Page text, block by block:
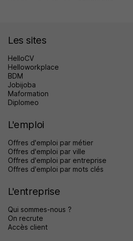
Les sites
HelloCV
Helloworkplace
BDM
Jobijoba
Maformation
Diplomeo
L'emploi
Offres d'emploi par métier
Offres d'emploi par ville
Offres d'emploi par entreprise
Offres d'emploi par mots clés
L'entreprise
Qui sommes-nous ?
On recrute
Accès client